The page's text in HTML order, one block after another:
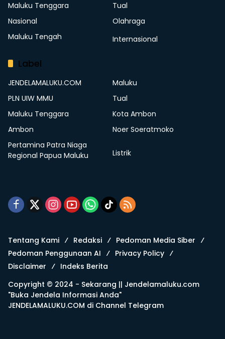
Maluku Tenggara
Tual
Nasional
Olahraga
Maluku Tengah
Internasional
Label
JENDELAMALUKU.COM
Maluku
PLN UIW MMU
Tual
Maluku Tenggara
Kota Ambon
Ambon
Noer Soeratmoko
Pertamina Patra Niaga
Regional Papua Maluku
Listrik
Tentang Kami Redaksi
Pedoman Media Siber
Pedoman Penggunaan AI
Privacy Policy
Disclaimer
Indeks Berita
Copyright © 2024 - Sekarang || Jendelamaluku.com
"Buka Jendela Informasi Anda"
JENDELAMALUKU.COM di Channel Telegram